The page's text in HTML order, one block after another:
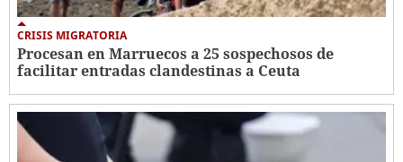
CRISIS MIGRATORIA
Procesan en Marruecos a 25 sospechosos de
facilitar entradas clandestinas a Ceuta